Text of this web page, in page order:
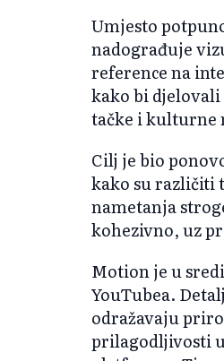
Umjesto
nadograđuje
reference na
kako bi
tačke i kulturne
Cilj je bio
kako su različiti
nametanja
kohezivno, uz
Motion je u
YouTubea.
odražavaju
prilagodljivosti